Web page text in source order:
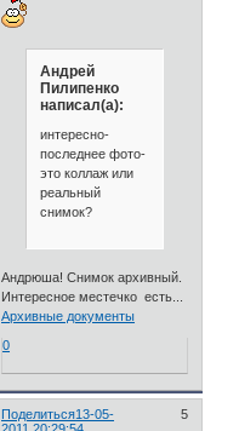
Андрей
Пилипенко
написал(а):
интересно-
последнее фото-
это коллаж или
реальный
снимок?
Андрюша! Снимок архивный.
Интересное местечко есть...
Архивные документы
0
Поделиться 5
13-05-